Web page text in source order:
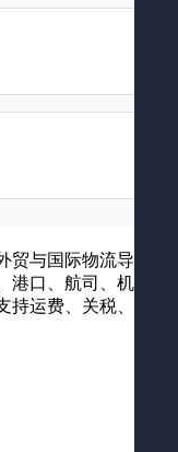
与国际物流导航平
口、航司、机场、
运费、关税、海关